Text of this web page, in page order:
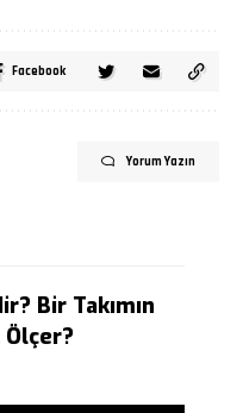
Facebook
Yorum Yazın
Bir Takımın
Ölçer?